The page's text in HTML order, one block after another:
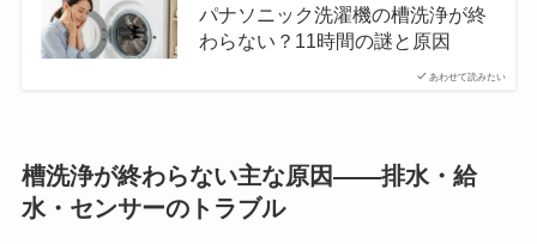
あわせて読みたい
パナソニック洗濯機の槽洗浄が終
わらない？11時間の謎と原因
槽洗浄が終わらない主な原因——排水・給
水・センサーのトラブル